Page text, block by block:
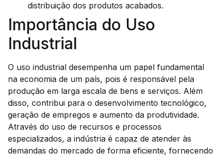
distribuição dos produtos acabados.
Importância do Uso
Industrial
O uso industrial desempenha um papel fundamental
na economia de um país, pois é responsável pela
produção em larga escala de bens e serviços. Além
disso, contribui para o desenvolvimento tecnológico,
geração de empregos e aumento da produtividade.
Através do uso de recursos e processos
especializados, a indústria é capaz de atender às
demandas do mercado de forma eficiente, fornecendo